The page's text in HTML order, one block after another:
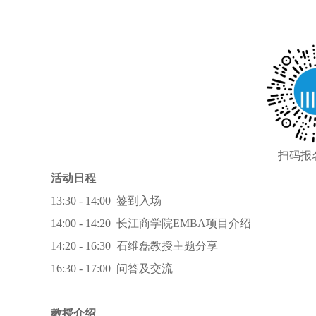
扫码报
活动日程
13:30 - 14:00 签到入场
14:00 - 14:20 长江商学院EMBA项目介绍
14:20 - 16:30 石维磊教授主题分享
16:30 - 17:00 问答及交流
教授介绍